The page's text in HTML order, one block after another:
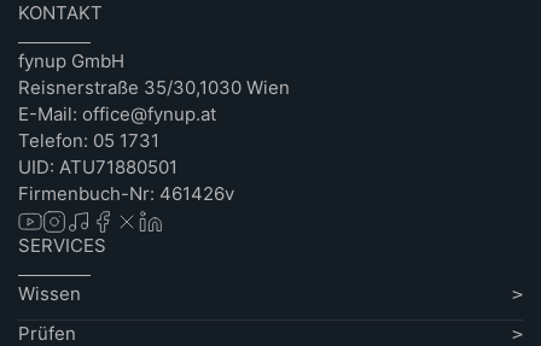
KONTAKT
fynup GmbH
Reisnerstraße 35/30,1030 Wien
E-Mail: office@fynup.at
Telefon: 05 1731
UID: ATU71880501
Firmenbuch-Nr: 461426v
SERVICES
Wissen
Prüfen